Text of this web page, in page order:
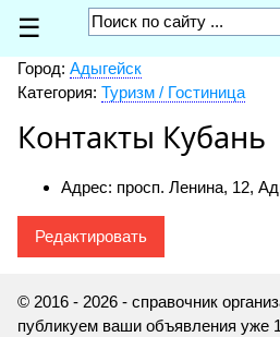
☰
Город: Адыгейск
Категория: Туризм / Гостиница
Контакты Кубань
Адрес: просп. Ленина, 12,
Редактировать
© 2016 - 2026 - справочник
публикуем ваши объявления уже